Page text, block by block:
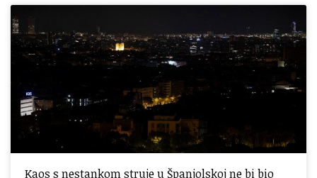
Kaos s nestankom struje u Španjolskoj ne bi bio